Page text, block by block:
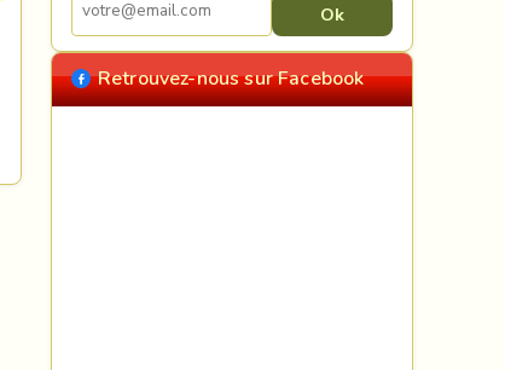
Retrouvez-nous sur Facebook